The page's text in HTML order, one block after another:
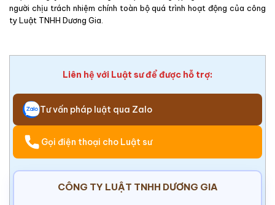
người chịu trách nhiệm chính toàn bộ quá trình hoạt động của công
ty Luật TNHH Dương Gia.
Liên hệ với Luật sư để được hỗ trợ:
Tư vấn pháp luật qua Zalo
Gọi điện thoại cho Luật sư
CÔNG TY LUẬT TNHH DƯƠNG GIA